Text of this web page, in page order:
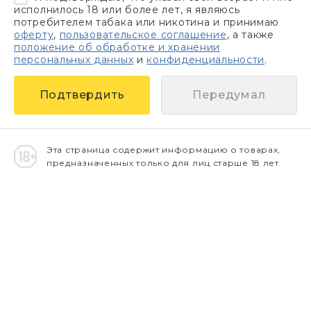
исполнилось 18 или более лет, я являюсь
потребителем табака или никотина и принимаю
оферту, пользовательское соглашение, а также
положение об обработке и хранении
персональных данных и конфиденциальности.
Передумал
Эта страница содержит информацию о товарах,
предназначенных только для лиц старше 18 лет.